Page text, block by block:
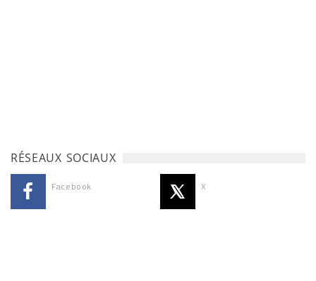
RÉSEAUX SOCIAUX
Facebook X